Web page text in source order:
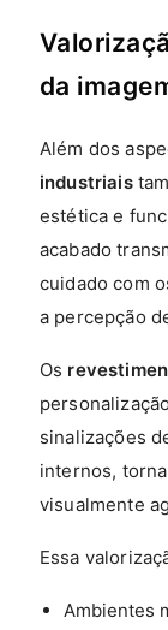
da
Além dos
industriais
estética e
acabado
cuidado com
a percepção
Os
sinalizações
internos,
visualmente
Essa
Ambientes